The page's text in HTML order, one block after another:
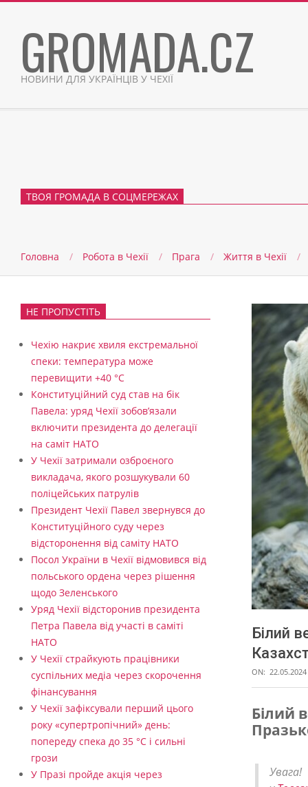
contentGROMADA.CZ
НОВИНИ ДЛЯ УКРАЇНЦІВ У ЧЕХІЇ
ТВОЯ ГРОМАДА В СОЦМЕРЕЖАХ
Головна Робота в Чехії Прага Життя в Чеxії
Білий
ON: 22.05.2024
Б
Білий
НЕ ПРОПУСТІТЬ
Чехію накриє хвиля екстремальної
спеки: температура може
перевищити +40 °C
Конституційний суд став на бік
Павела: уряд Чехії зобов’язали
включити президента до делегації
на саміт НАТО
У Чехії затримали озброєного
викладача, якого розшукували 60
поліцейських патрулів
Президент Чехії Павел звернувся до
Конституційного суду через
відсторонення від саміту НАТО
Посол України в Чехії відмовився від
польського ордена через рішення
щодо Зеленського
Уряд Чехії відсторонив президента
Петра Павела від участі в саміті
НАТО
У Чехії страйкують працівники
суспільних медіа через скорочення
фінансування
У Чехії зафіксували перший цього
року «супертропічний» день:
попереду спека до 35 °C і сильні
грози
У Празі пройде акція через